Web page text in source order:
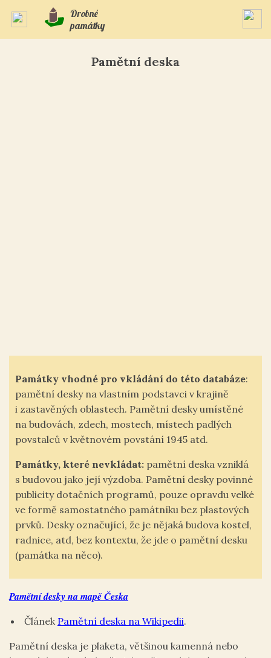
Drobné
památky
Pamětní deska
Památky vhodné pro vkládání do této databáze:
pamětní desky na vlastním podstavci v krajině
i zastavěných oblastech. Pamětní desky umístěné
na budovách, zdech, mostech, místech padlých
povstalců v květnovém povstání 1945 atd.
Památky, které nevkládat: pamětní deska vzniklá
s budovou jako její výzdoba. Pamětní desky povinné
publicity dotačních programů, pouze opravdu velké
ve formě samostatného památníku bez plastových
prvků. Desky označující, že je nějaká budova kostel,
radnice, atd, bez kontextu, že jde o pamětní desku
(památka na něco).
Pamětní desky na mapě Česka
Článek Pamětní deska na Wikipedii.
Pamětní deska je plaketa, většinou kamenná nebo